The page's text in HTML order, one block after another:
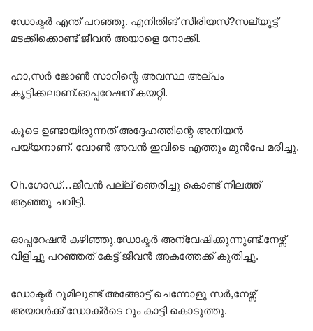
ഡോക്ടർ എന്ത് പറഞ്ഞു. എനിതിങ് സീരിയസ്‌?സല്യൂട്ട്
മടക്കിക്കൊണ്ട് ജീവൻ അയാളെ നോക്കി.
ഹാ,സർ ജോൺ സാറിന്റെ അവസ്ഥ അല്പം
കൃട്ടിക്കലാണ്.ഓപ്പറേഷന് കയറ്റി.
കൂടെ ഉണ്ടായിരുന്നത് അദ്ദേഹത്തിന്റെ അനിയൻ
പയ്യനാണ്. വോൺ അവൻ ഇവിടെ എത്തും മുൻപേ മരിച്ചു.
Oh.ഗോഡ്…ജീവൻ പല്ല് ഞെരിച്ചു കൊണ്ട് നിലത്ത്
ആഞ്ഞു ചവിട്ടി.
ഓപ്പറേഷൻ കഴിഞ്ഞു.ഡോക്ടർ അന്വേഷിക്കുന്നുണ്ട്.നേഴ്സ്
വിളിച്ചു പറഞ്ഞത് കേട്ട് ജീവൻ അകത്തേക്ക് കുതിച്ചു.
ഡോക്ടർ റൂമിലുണ്ട് അങ്ങോട്ട് ചെന്നോളൂ സർ,നേഴ്സ്
അയാൾക്ക് ഡോക്ർടെ റൂം കാട്ടി കൊടുത്തു.